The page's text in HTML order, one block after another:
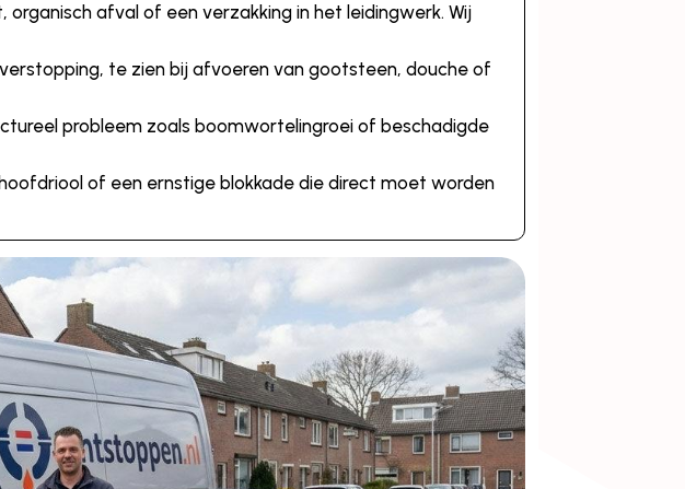
afval of een verzakking in het leidingwerk. Wij
te zien bij afvoeren van gootsteen, douche of
probleem zoals boomwortelingroei of beschadigde
of een ernstige blokkade die direct moet worden